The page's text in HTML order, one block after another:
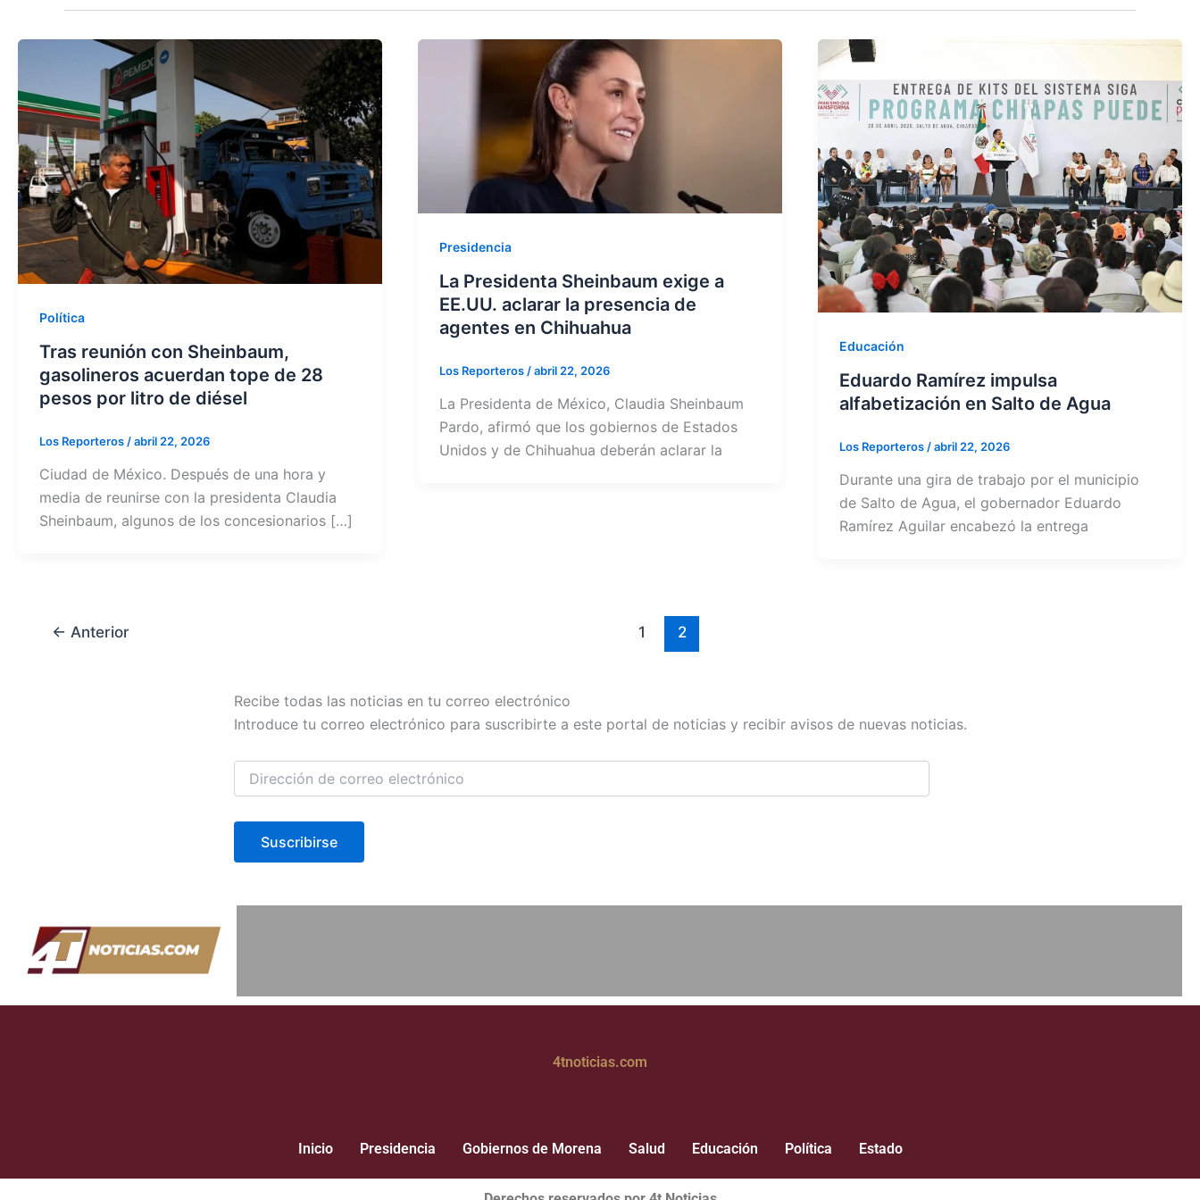
Política
Tras reunión con Sheinbaum,
gasolineros acuerdan tope de 28
pesos por litro de diésel
Los Reporteros /abril 22, 2026
Ciudad de México. Después de una hora y
media de reunirse con la presidenta Claudia
Sheinbaum, algunos de los concesionarios […]
Presidencia
La Presidenta Sheinbaum exige a
EE.UU. aclarar la presencia de
agentes en Chihuahua
Los Reporteros /abril 22, 2026
La Presidenta de México, Claudia Sheinbaum
Pardo, afirmó que los gobiernos de Estados
Unidos y de Chihuahua deberán aclarar la
Educación
Eduardo Ramírez impulsa
alfabetización en Salto de Agua
Los Reporteros /abril 22, 2026
Durante una gira de trabajo por el municipio
de Salto de Agua, el gobernador Eduardo
Ramírez Aguilar encabezó la entrega
← Anterior 1 2
Recibe todas las noticias en tu correo electrónico
Introduce tu correo electrónico para suscribirte a este portal de noticias y recibir avisos de nuevas noticias.
Dirección
correo
Suscribirse
4tnoticias.com
Inicio Presidencia Gobiernos de Morena Salud Educación Política Estado